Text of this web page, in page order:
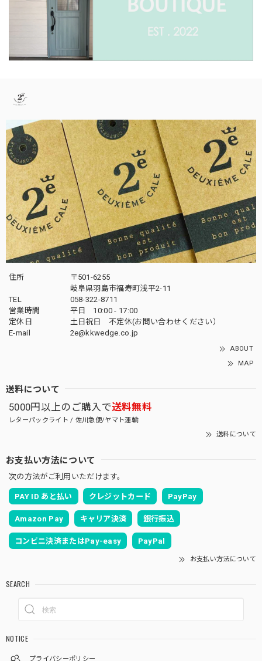
住所
〒501-6255
岐阜県羽島市福寿町浅平2-11
TEL
058-322-8711
営業時間
平日 10:00 - 17:00
定休日
土日祝日 不定休(お問い合わせください）
E-mail
2e@kkwedge.co.jp
ABOUT
MAP
送料について
5000円以上のご購入で送料無料
レターパックライト / 佐川急便/ヤマト運輸
送料について
お支払い方法について
次の方法がご利用いただけます。
PAY ID あと払い クレジットカード PayPay
Amazon Pay キャリア決済 銀行振込
コンビニ決済またはPay-easy PayPal
お支払い方法について
SEARCH
NOTICE
プライバシーポリシー